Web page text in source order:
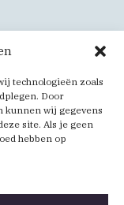
technologieën zoals
Door
kunnen wij gegevens
site. Als je geen
hebben op